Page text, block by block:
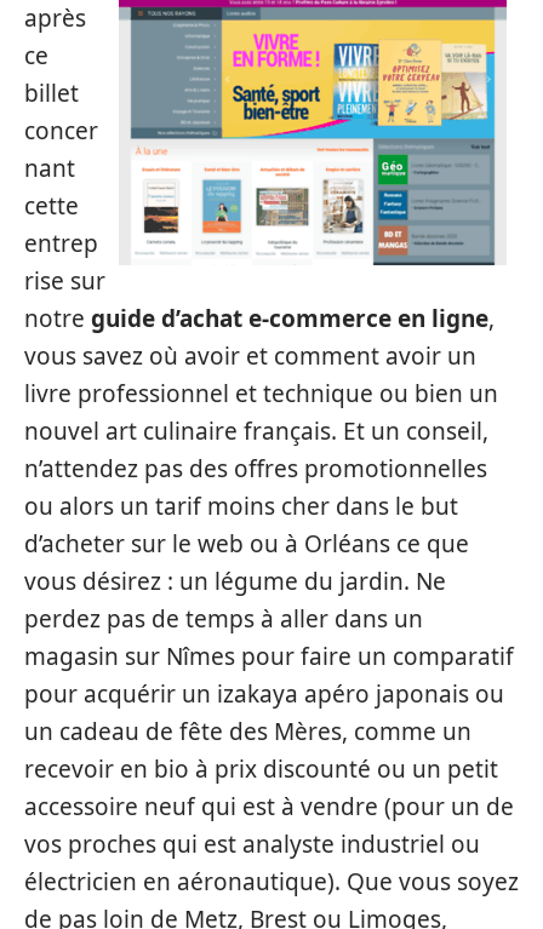
après
ce
billet
concer
nant
cette
entrep
rise sur
notre guide d’achat e-commerce en ligne,
vous savez où avoir et comment avoir un
livre professionnel et technique ou bien un
nouvel art culinaire français. Et un conseil,
n’attendez pas des offres promotionnelles
ou alors un tarif moins cher dans le but
d’acheter sur le web ou à Orléans ce que
vous désirez : un légume du jardin. Ne
perdez pas de temps à aller dans un
magasin sur Nîmes pour faire un comparatif
pour acquérir un izakaya apéro japonais ou
un cadeau de fête des Mères, comme un
recevoir en bio à prix discounté ou un petit
accessoire neuf qui est à vendre (pour un de
vos proches qui est analyste industriel ou
électricien en aéronautique). Que vous soyez
de pas loin de Metz, Brest ou Limoges,